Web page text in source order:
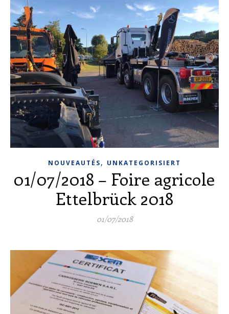
NOUVEAUTÉS, UNKATEGORISIERT
01/07/2018 – Foire agricole
Ettelbrück 2018
01/07/2018